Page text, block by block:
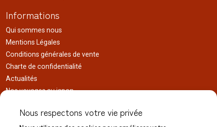
Informations
Qui sommes nous
Mentions Légales
Conditions générales de vente
Charte de confidentialité
Actualités
Nos voyages au japon
Liens utiles
Nous respectons votre vie privée